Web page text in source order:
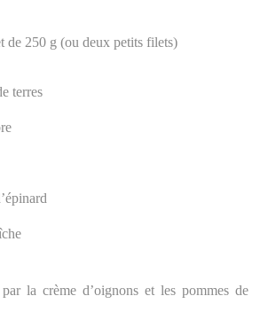
de 250 g (ou deux petits filets)
terres
la crème d’oignons et les pommes de